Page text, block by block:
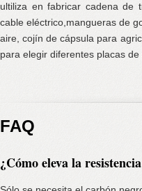
ultiliza en fabricar cadena de
cable eléctrico,mangueras de
aire, cojín de cápsula para
para elegir diferentes placas
FAQ
¿Cómo eleva la